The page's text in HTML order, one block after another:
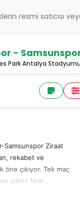
resmi satıcısı
-
Park Antalya Stadyumu,
Samsunspor Ziraat
rekabet ve
çıkıyor. Tek maç
adeta final
hem de tribün